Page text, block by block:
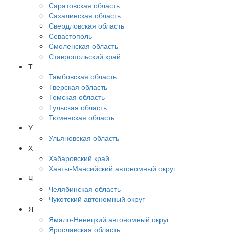
Саратовская область
Сахалинская область
Свердловская область
Севастополь
Смоленская область
Ставропольский край
Т
Тамбовская область
Тверская область
Томская область
Тульская область
Тюменская область
У
Ульяновская область
Х
Хабаровский край
Ханты-Мансийский автономный округ
Ч
Челябинская область
Чукотский автономный округ
Я
Ямало-Ненецкий автономный округ
Ярославская область